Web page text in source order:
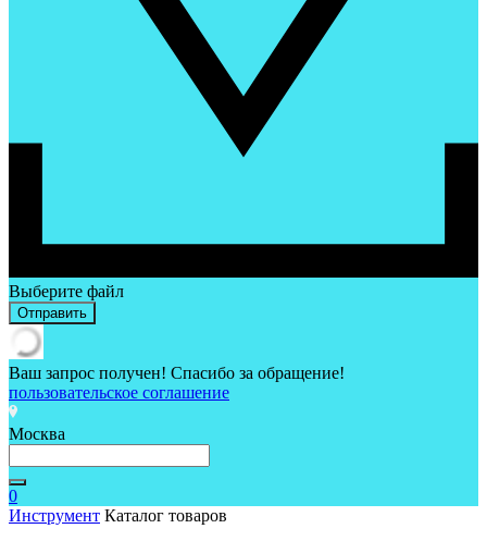
Выберите файл
Отправить
Ваш запрос получен! Спасибо за обращение!
пользовательское соглашение
Москва
0
Инструмент Каталог товаров